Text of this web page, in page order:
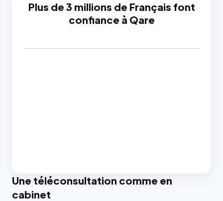
Plus de 3 millions de Français font
confiance à Qare
Une téléconsultation comme en
cabinet